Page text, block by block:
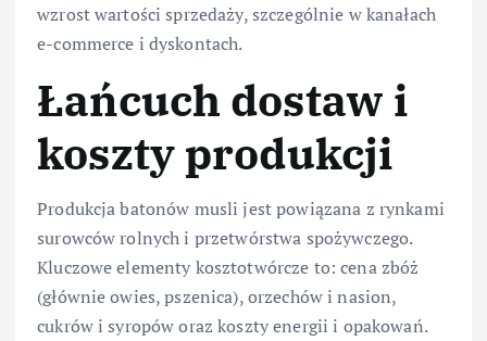
wzrost wartości sprzedaży, szczególnie w kanałach
e-commerce i dyskontach.
Łańcuch dostaw i
koszty produkcji
Produkcja batonów musli jest powiązana z rynkami
surowców rolnych i przetwórstwa spożywczego.
Kluczowe elementy kosztotwórcze to: cena zbóż
(głównie owies, pszenica), orzechów i nasion,
cukrów i syropów oraz koszty energii i opakowań.